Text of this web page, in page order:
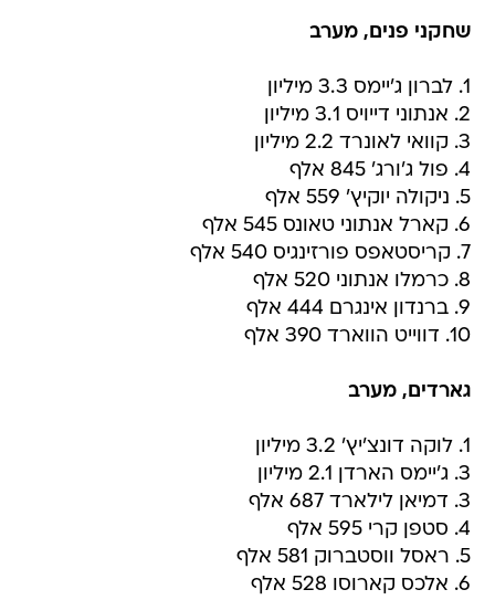
שחקני פנים, מערב
1. לברון ג'יימס 3.3 מיליון
2. אנתוני דייויס 3.1 מיליון
3. קוואי לאונרד 2.2 מיליון
4. פול ג'ורג' 845 אלף
5. ניקולה יוקיץ' 559 אלף
6. קארל אנתוני טאונס 545 אלף
7. קריסטאפס פורזינגיס 540 אלף
8. כרמלו אנתוני 520 אלף
9. ברנדון אינגרם 444 אלף
10. דווייט הווארד 390 אלף
גארדים, מערב
1. לוקה דונצ'יץ' 3.2 מיליון
3. ג'יימס הארדן 2.1 מיליון
3. דמיאן לילארד 687 אלף
4. סטפן קרי 595 אלף
5. ראסל ווסטברוק 581 אלף
6. אלכס קארוסו 528 אלף